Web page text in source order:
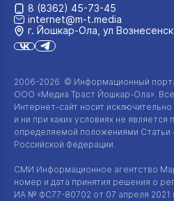
2006-2026 © Информационный
ООО «Медиа Траст Йошкар-Ола».
Интернет-сайт носит
и ни при каких условиях не
определяемой положениями Статьи
Российской Федерации.
СМИ Информационное агентство
номер и дата принятия решения о
ИА № ФС77-80702 от 07 апреля 2021
8 (8362) 45-73-45
internet@m-t.media
г. Йошкар‑Ола, ул